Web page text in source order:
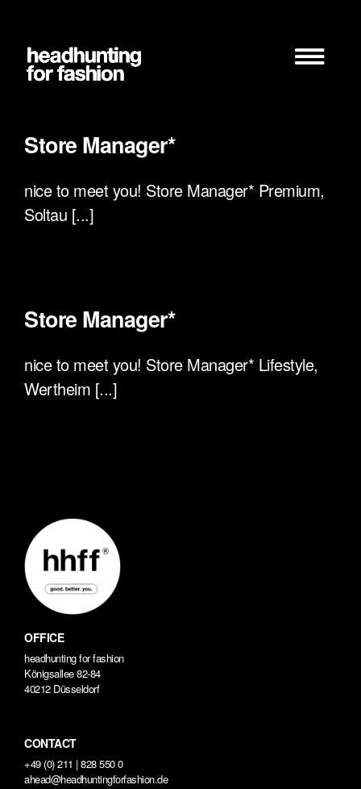
springen
Store Manager*
nice to meet you! Store Manager* Premium,
Soltau [...]
Store Manager*
nice to meet you! Store Manager* Lifestyle,
Wertheim [...]
OFFICE
headhunting for fashion
Königsallee 82-84
40212 Düsseldorf
CONTACT
+49 (0) 211 | 828 550 0
ahead@headhuntingforfashion.de